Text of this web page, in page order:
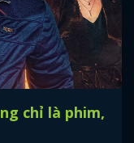
chỉ là phim,